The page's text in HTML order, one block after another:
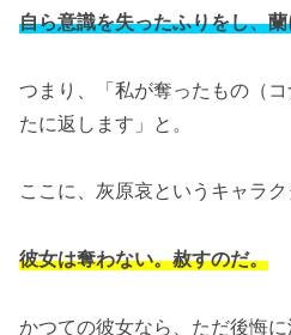
自ら意識を失ったふりをし、
つまり、「私が奪ったもの（
たに返します」と。
ここに、灰原哀というキャラク
彼女は奪わない。赦すのだ。
かつての彼女なら、ただ後悔に